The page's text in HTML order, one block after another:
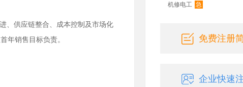
、供应链整合、成本控制及市场化
年销售目标负责。
机修电工 急
免费注册
企业快速